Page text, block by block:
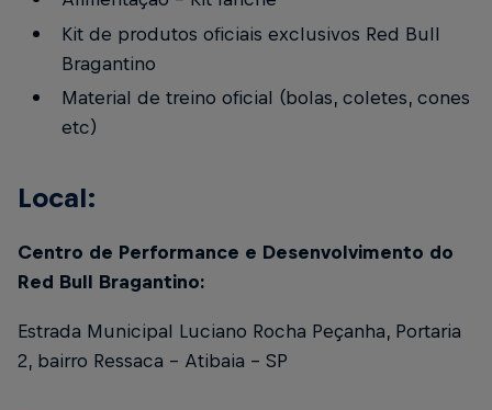
Kit de produtos oficiais exclusivos Red Bull
Bragantino
Material de treino oficial (bolas, coletes, cones
etc)
Local:
Centro de Performance e Desenvolvimento do
Red Bull Bragantino:
Estrada Municipal Luciano Rocha Peçanha, Portaria
2, bairro Ressaca - Atibaia – SP